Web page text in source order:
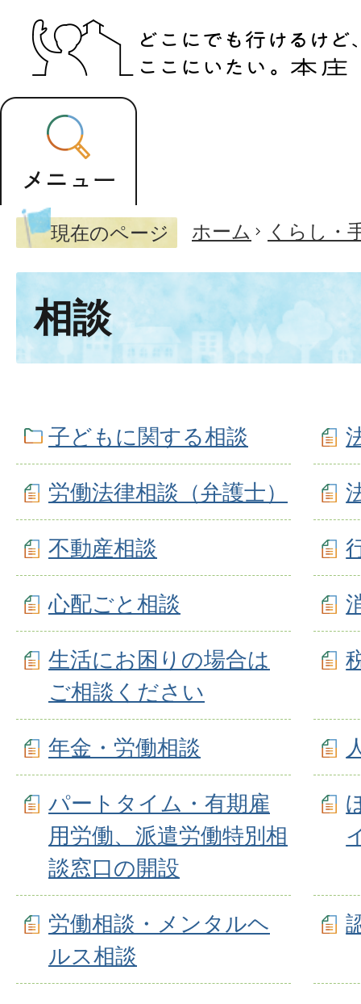
現在のページ ホーム くらし・
相談
子どもに関する相談
労働法律相談（弁護士）
不動産相談
心配ごと相談
生活にお困りの場合は
ご相談ください
年金・労働相談
パートタイム・有期雇
用労働、派遣労働特別相
談窓口の開設
労働相談・メンタルヘ
ルス相談